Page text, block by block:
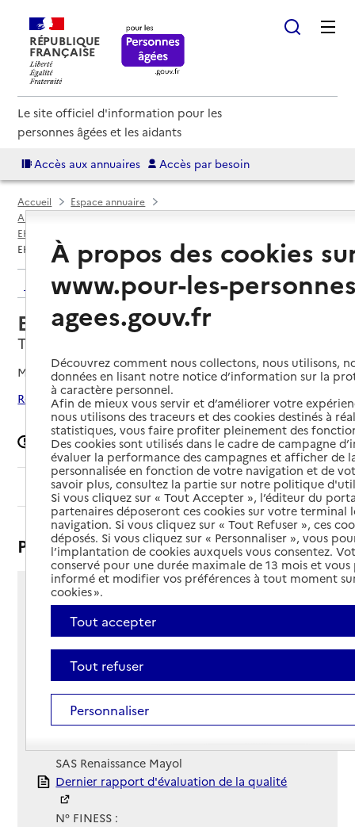
RÉPUBLIQUE
FRANÇAISE
Le site officiel d'information pour les
personnes âgées et les aidants
Accès aux annuaires Accès par besoin
Accueil
Espace annuaire
Annuaire EHPAD et maisons de retraite
EHPAD par département
EHPAD Renaissance Mayol
Retour aux résultats de l'annuaire
EHPAD Renaissance Mayol
Toulon, VAR
Mis à jour le24/04/2026
Rechercher les établissements autour de Toulon
Signaler une erreur
Sommaire
Présentation
Rue Henri Pertus
- Centre Mayol - Niveau 5
83000 - Toulon
Voir itinéraire
Téléphone :
04 94 16 91 91
Contact
Contact
Site Internet
Site internet
SAS Renaissance Mayol
Rapport HAS
Dernier rapport d'évaluation de la qualité
N° FINESS :
À propos des cookies
www.pour-les-
agees.gouv.fr
Découvrez comment nous collectons, nous utilisons,
données en lisant notre notice d’information sur la
à caractère personnel.
Afin de mieux vous servir et d’améliorer votre
nous utilisons des traceurs et des cookies destinés à
statistiques, vous faire profiter pleinement des
Des cookies sont utilisés dans le cadre de campagne
évaluer la performance des campagnes et afficher de
personnalisée en fonction de votre navigation et de
savoir plus, consultez la partie sur notre politique
Si vous cliquez sur « Tout Accepter », l’éditeur du
partenaires déposeront ces cookies sur votre terminal
navigation. Si vous cliquez sur « Tout Refuser », ces
déposés. Si vous cliquez sur « Personnaliser », vous
l’implantation de cookies auxquels vous consentez.
conservé pour une durée maximale de 13 mois et
informé et modifier vos préférences à tout moment
cookies ».
Tout accepter
Tout refuser
Personnaliser